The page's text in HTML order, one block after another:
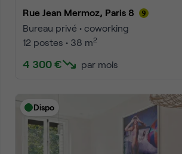
Rue Jean Mermoz, Paris 8
Bureau privé • coworking
12 postes • 38 m2
4 300 € par mois
Dispo